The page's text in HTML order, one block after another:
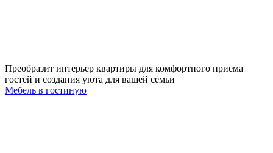
Преобразит интерьер квартиры для комфортного приема
гостей и создания уюта для вашей семьи
Мебель в гостиную